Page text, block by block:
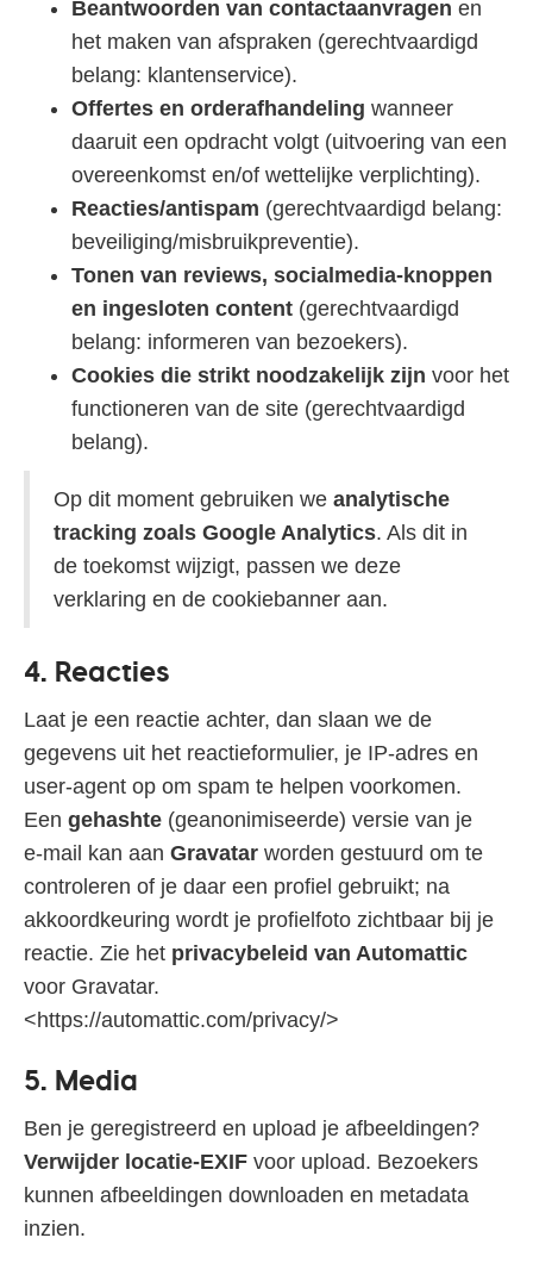
Beantwoorden van contactaanvragen en
het maken van afspraken (gerechtvaardigd
belang: klantenservice).
Offertes en orderafhandeling wanneer
daaruit een opdracht volgt (uitvoering van een
overeenkomst en/of wettelijke verplichting).
Reacties/antispam (gerechtvaardigd belang:
beveiliging/misbruikpreventie).
Tonen van reviews, socialmedia‑knoppen
en ingesloten content (gerechtvaardigd
belang: informeren van bezoekers).
Cookies die strikt noodzakelijk zijn voor het
functioneren van de site (gerechtvaardigd
belang).
Op dit moment gebruiken we analytische
tracking zoals Google Analytics. Als dit in
de toekomst wijzigt, passen we deze
verklaring en de cookiebanner aan.
4. Reacties
Laat je een reactie achter, dan slaan we de
gegevens uit het reactieformulier, je IP‑adres en
user‑agent op om spam te helpen voorkomen.
Een gehashte (geanonimiseerde) versie van je
e‑mail kan aan Gravatar worden gestuurd om te
controleren of je daar een profiel gebruikt; na
akkoordkeuring wordt je profielfoto zichtbaar bij je
reactie. Zie het privacybeleid van Automattic
voor Gravatar.
<https://automattic.com/privacy/>
5. Media
Ben je geregistreerd en upload je afbeeldingen?
Verwijder locatie‑EXIF voor upload. Bezoekers
kunnen afbeeldingen downloaden en metadata
inzien.